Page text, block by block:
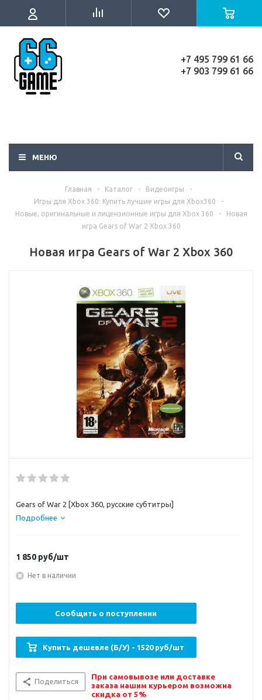
+7 495 799 61 66
+7 903 799 61 66
МЕНЮ
Главная - Каталог - Видеоигры
-
Игры для Xbox 360: Купить лучшие игры для Xbox360
-
Новые, оригинальные и лицензионные игры для Xbox 360
-
Новая
игра Gears of War 2 Xbox 360
Новая игра Gears of War 2 Xbox 360
Gears of War 2 [Xbox 360, русские субтитры]
Подробнее
1 850 руб/шт
Нет в наличии
Сообщить о поступлении
Купить дешевле (Б/У) - 1520 руб/шт
Поделиться
При самовывозе или доставке
заказа нашим курьером возможна
скидка от 5%